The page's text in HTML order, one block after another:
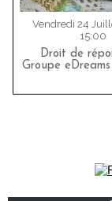
Vendredi 24
15:00
Droit de
Groupe